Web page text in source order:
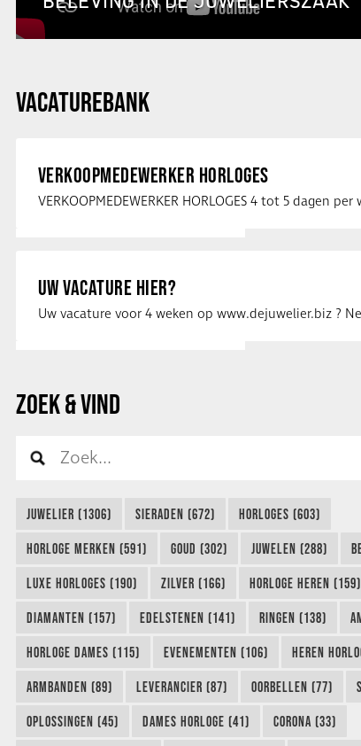
VACATUREBANK
VERKOOPMEDEWERKER HORLOGES
UW VACATURE HIER?
ZOEK & VIND
JUWELIER (1306) SIERADEN (672) HORLOGES (603)
HORLOGE MERKEN (591) GOUD (302) JUWELEN (288)
LUXE HORLOGES (190) ZILVER (166) HORLOGE HEREN (159)
DIAMANTEN (157) EDELSTENEN (141) RINGEN (138)
HORLOGE DAMES (115) EVENEMENTEN (106) HEREN
ARMBANDEN (89) LEVERANCIER (87) OORBELLEN (77)
OPLOSSINGEN (45) DAMES HORLOGE (41) CORONA (33)